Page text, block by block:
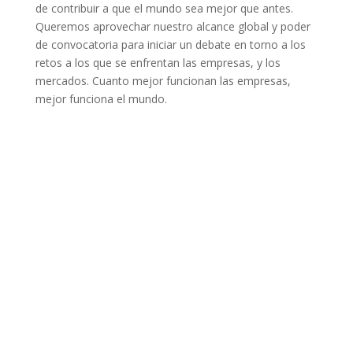
de contribuir a que el mundo sea mejor que antes.
Queremos aprovechar nuestro alcance global y poder
de convocatoria para iniciar un debate en torno a los
retos a los que se enfrentan las empresas, y los
mercados. Cuanto mejor funcionan las empresas,
mejor funciona el mundo.